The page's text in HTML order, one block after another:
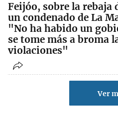
Feijóo, sobre la rebaja
un condenado de La
"No ha habido un
se tome más a broma
violaciones"
Ver